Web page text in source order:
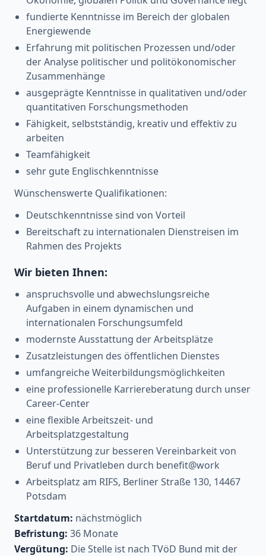
fundierte Kenntnisse im Bereich der globalen
Energiewende
Erfahrung mit politischen Prozessen und/oder
der Analyse politischer und politökonomischer
Zusammenhänge
ausgeprägte Kenntnisse in qualitativen und/oder
quantitativen Forschungsmethoden
Fähigkeit, selbstständig, kreativ und effektiv zu
arbeiten
Teamfähigkeit
sehr gute Englischkenntnisse
Wünschenswerte Qualifikationen:
Deutschkenntnisse sind von Vorteil
Bereitschaft zu internationalen Dienstreisen im
Rahmen des Projekts
Wir bieten Ihnen:
anspruchsvolle und abwechslungsreiche
Aufgaben in einem dynamischen und
internationalen Forschungsumfeld
modernste Ausstattung der Arbeitsplätze
Zusatzleistungen des öffentlichen Dienstes
umfangreiche Weiterbildungsmöglichkeiten
eine professionelle Karriereberatung durch unser
Career-Center
eine flexible Arbeitszeit- und
Arbeitsplatzgestaltung
Unterstützung zur besseren Vereinbarkeit von
Beruf und Privatleben durch benefit@work
Arbeitsplatz am RIFS, Berliner Straße 130, 14467
Potsdam
Startdatum: nächstmöglich
Befristung: 36 Monate
Vergütung: Die Stelle ist nach TVöD Bund mit der